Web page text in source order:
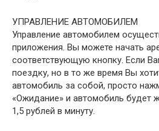
УПРАВЛЕНИЕ АВТОМОБИЛЕМ
Управление автомобилем
приложения. Вы можете начать
соответствующую кнопку. Если
поездку, но в то же время Вы
автомобиль за собой, просто
«Ожидание» и автомобиль будет
1,5 рублей в минуту.